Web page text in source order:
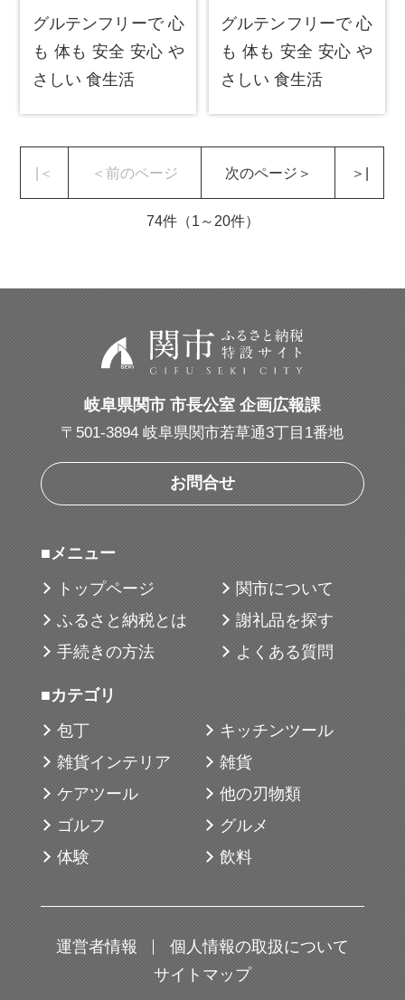
グルテンフリーで 心
も 体も 安全 安心 や
さしい 食生活
グルテンフリーで 心
も 体も 安全 安心 や
さしい 食生活
|＜ ＜前のページ 次のページ＞ ＞|
74件（1～20件）
岐阜県関市 市長公室 企画広報課
〒501-3894 岐阜県関市若草通3丁目1番地
お問合せ
■メニュー
トップページ
関市について
ふるさと納税とは
謝礼品を探す
手続きの方法
よくある質問
■カテゴリ
包丁
キッチンツール
雑貨インテリア
雑貨
ケアツール
他の刃物類
ゴルフ
グルメ
体験
飲料
運営者情報
個人情報の取扱について
サイトマップ